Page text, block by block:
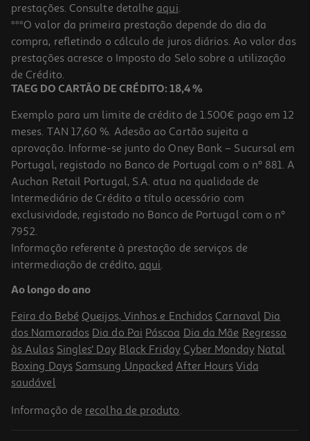
4.8
Fraldas Dodot Activity Extra Box T4 144un
0.26 €/un
37,17 €
Fraldas Huggies T4 8-16kg 33un
0.48 €/un
15,99 €
prestações. Consulte detalhe aqui.
***O valor da primeira prestação depende do dia da
compra, refletindo o cálculo de juros diários. Ao valor das
prestações acresce o Imposto do Selo sobre a utilização
de Crédito.
TAEG DO CARTÃO DE CRÉDITO: 18,4 %
Exemplo para um limite de crédito de 1.500€ pago em 12
meses. TAN 17,60 %. Adesão ao Cartão sujeita a
aprovação. Informe-se junto do Oney Bank – Sucursal em
Portugal, registado no Banco de Portugal com o nº 881. A
Auchan Retail Portugal, S.A. atua na qualidade de
Intermediário de Crédito a título acessório com
exclusividade, registado no Banco de Portugal com o nº
7952.
Informação referente à prestação de serviços de
intermediação de crédito, aqui.
Ao longo do ano
Feira do Bebé Queijos, Vinhos e Enchidos Carnaval Dia
dos Namorados Dia do Pai Páscoa Dia da Mãe Regresso
às Aulas Singles' Day Black Friday Cyber Monday Natal
Boxing Days Samsung Unpacked After Hours Vida
saudável
Informação de recolha de produto.